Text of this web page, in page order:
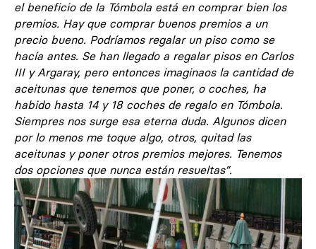
el beneficio de la Tómbola está en comprar bien los
premios. Hay que comprar buenos premios a un
precio bueno. Podríamos regalar un piso como se
hacía antes. Se han llegado a regalar pisos en Carlos
III y Argaray, pero entonces imaginaos la cantidad de
aceitunas que tenemos que poner, o coches, ha
habido hasta 14 y 18 coches de regalo en Tómbola.
Siempres nos surge esa eterna duda. Algunos dicen
por lo menos me toque algo, otros, quitad las
aceitunas y poner otros premios mejores. Tenemos
dos opciones que nunca están resueltas”.